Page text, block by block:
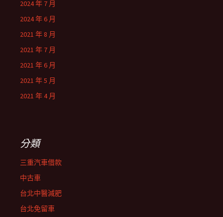
2024 年 7 月
2024 年 6 月
2021 年 8 月
2021 年 7 月
2021 年 6 月
2021 年 5 月
2021 年 4 月
分類
三重汽車借款
中古車
台北中醫減肥
台北免留車